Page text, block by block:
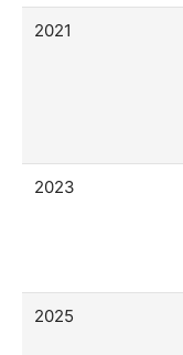
2021
2023
2025